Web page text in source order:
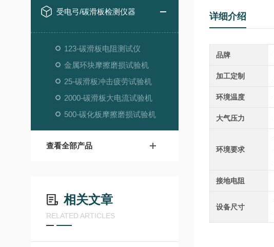
受电弓/碳滑板检测仪器
123-碳滑板电阻测试仪
金属环块摩擦磨损试验机
25-碳滑板冲击疲劳试验机
2000-碳滑板大电流试验机
500-碳化板摩擦磨损试验机
查看全部产品
相关文章
RELATED ARTICLES
详细介绍
品牌
加工定制
环境温度
大气压力
环境要求
接地电阻
设备尺寸